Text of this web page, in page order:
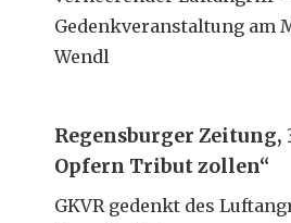
Gedenkveranstaltung am
Wendl
Regensburger Zeitung,
Opfern Tribut zollen“
GKVR gedenkt des